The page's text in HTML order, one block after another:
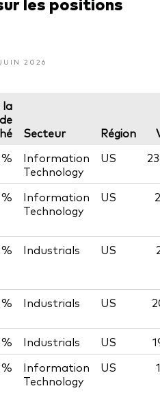
2026
la
Secteur Région
Information
Technology
US
Information
Technology
US
Industrials US
Industrials US
Industrials US
Information
Technology
US